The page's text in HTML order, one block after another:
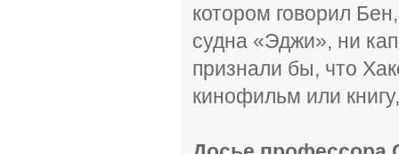
котором говорил
судна «Эджи», ни
признали бы, что
кинофильм или